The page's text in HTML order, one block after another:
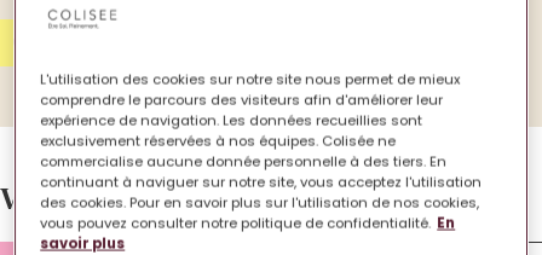
Votre EHPAD en images.
L'utilisation des cookies sur notre site nous permet de mieux
comprendre le parcours des visiteurs afin d'améliorer leur
expérience de navigation. Les données recueillies sont
exclusivement réservées à nos équipes. Colisée ne
commercialise aucune donnée personnelle à des tiers. En
continuant à naviguer sur notre site, vous acceptez l'utilisation
des cookies. Pour en savoir plus sur l'utilisation de nos cookies,
vous pouvez consulter notre politique de confidentialité. En
savoir plus